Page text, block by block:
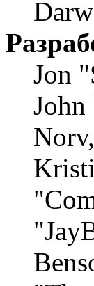
Jon